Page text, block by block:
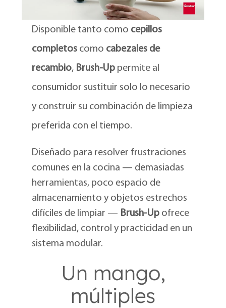
Disponible tanto como cepillos
completos como cabezales de
recambio, Brush-Up permite al
consumidor sustituir solo lo necesario
y construir su combinación de limpieza
preferida con el tiempo.
Diseñado para resolver frustraciones
comunes en la cocina — demasiadas
herramientas, poco espacio de
almacenamiento y objetos estrechos
difíciles de limpiar — Brush-Up ofrece
flexibilidad, control y practicidad en un
sistema modular.
Un mango,
múltiples